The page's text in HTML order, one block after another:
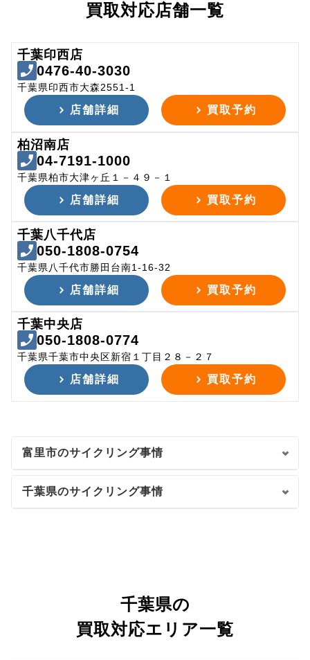
買取対応店舗一覧
千葉印西店
0476-40-3030
千葉県印西市大森2551-1
店舗詳細 買取予約
柏沼南店
04-7191-1000
千葉県柏市大津ヶ丘１－４９－１
店舗詳細 買取予約
千葉八千代店
050-1808-0754
千葉県八千代市勝田台南1-16-32
店舗詳細 買取予約
千葉中央店
050-1808-0774
千葉県千葉市中央区新宿１丁目２８－２７
店舗詳細 買取予約
富里市のサイクリング事情
千葉県のサイクリング事情
千葉県の
買取対応エリア一覧